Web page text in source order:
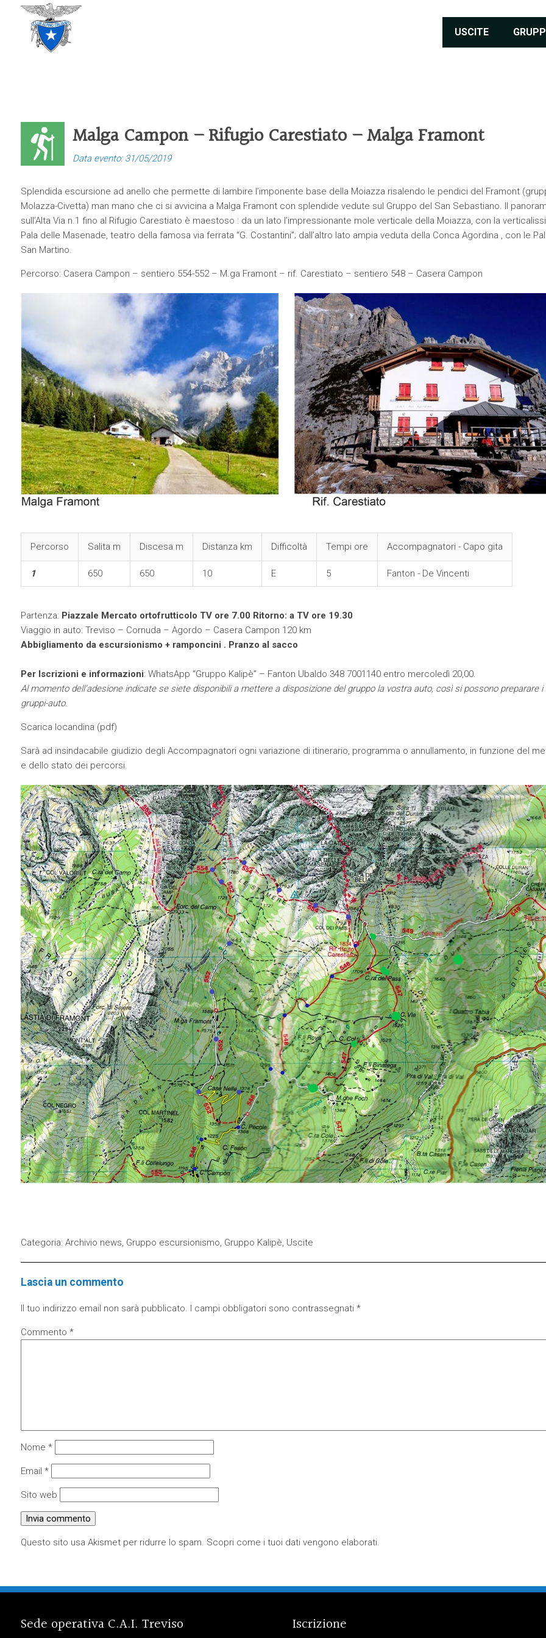
USCITE
Malga Campon – Rifugio Carestiato – Malga Framont
Data evento: 31/05/2019
Splendida escursione ad anello che permette di lambire l’imponente base della Moiazza risalendo le pendici del Framont
Molazza-Civetta) man mano che ci si avvicina a Malga Framont con splendide vedute sul Gruppo del San Sebastiano. ll
sull’Alta Via n.1 fino al Rifugio Carestiato è maestoso : da un lato l’impressionante mole verticale della Moiazza, con la
Pala delle Masenade, teatro della famosa via ferrata “G. Costantini”; dall’altro lato ampia veduta della Conca Agordina , con le
San Martino.
Percorso: Casera Campon – sentiero 554-552 – M.ga Framont – rif. Carestiato – sentiero 548 – Casera Campon
Percorso Salita m Discesa m Distanza km Difficoltà Tempi ore Accompagnatori - Capo gita
1 650 650 10 E 5 Fanton - De Vincenti
Partenza: Piazzale Mercato ortofrutticolo TV ore 7.00 Ritorno: a TV ore 19.30
Viaggio in auto: Treviso – Cornuda – Agordo – Casera Campon 120 km
Abbigliamento da escursionismo + ramponcini . Pranzo al sacco
Per Iscrizioni e informazioni: WhatsApp “Gruppo Kalipè” – Fanton Ubaldo 348 7001140 entro mercoledì 20,00.
Al momento dell’adesione indicate se siete disponibili a mettere a disposizione del gruppo la vostra auto, così si possono preparare i
gruppi-auto.
Scarica locandina (pdf)
Sarà ad insindacabile giudizio degli Accompagnatori ogni variazione di itinerario, programma o annullamento, in funzione del
e dello stato dei percorsi.
Categoria: Archivio news, Gruppo escursionismo, Gruppo Kalipè, Uscite
Lascia un commento
Il tuo indirizzo email non sarà pubblicato. I campi obbligatori sono contrassegnati *
Commento *
Nome *
Email *
Sito web
Questo sito usa Akismet per ridurre lo spam. Scopri come i tuoi dati vengono elaborati.
Sede operativa C.A.I. Treviso Iscrizione